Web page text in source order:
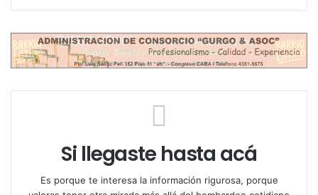
Si llegaste hasta acá
Es porque te interesa la información rigurosa, porque